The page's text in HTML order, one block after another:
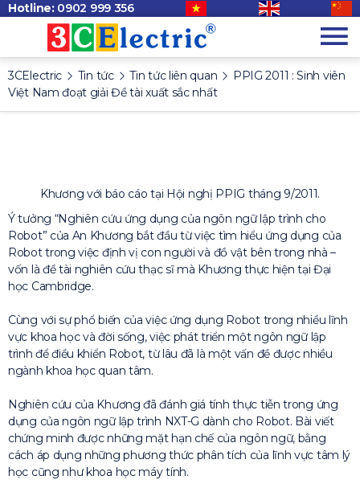
Hotline: 0902 999 356
3CElectric Tin tức Tin tức liên quan
PPIG 2011 : Sinh viên
Việt Nam đoạt giải Đề tài xuất sắc nhất
Khương với báo cáo tại Hội nghị PPIG tháng 9/2011.
Ý tưởng “Nghiên cứu ứng dụng của ngôn ngữ lập trình cho
Robot” của An Khương bắt đầu từ việc tìm hiểu ứng dụng của
Robot trong việc định vị con người và đồ vật bên trong nhà –
vốn là đề tài nghiên cứu thạc sĩ mà Khương thực hiện tại Đại
học Cambridge.
Cùng với sự phổ biến của việc ứng dụng Robot trong nhiều lĩnh
vực khoa học và đời sống, việc phát triển một ngôn ngữ lập
trình để điều khiển Robot, từ lâu đã là một vấn đề được nhiều
ngành khoa học quan tâm.
Nghiên cứu của Khương đã đánh giá tính thực tiễn trong ứng
dụng của ngôn ngữ lập trình NXT-G dành cho Robot. Bài viết
chứng minh được những mặt hạn chế của ngôn ngữ, bằng
cách áp dụng những phương thức phân tích của lĩnh vực tâm lý
học cũng như khoa học máy tính.